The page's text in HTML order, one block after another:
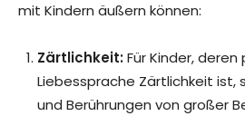
mit Kindern äußern können:
Zärtlichkeit:Für Kinder, deren
Liebessprache Zärtlichkeit ist,
und Berührungen von großer